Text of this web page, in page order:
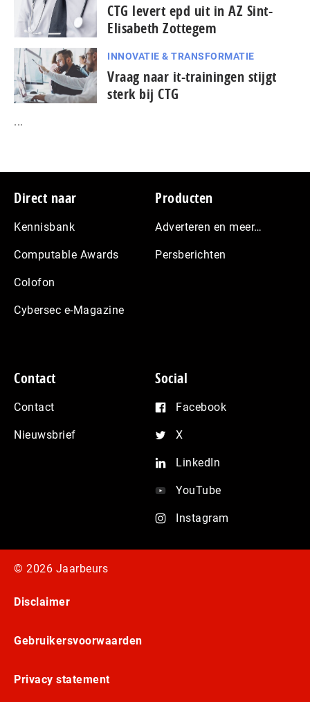
CTG levert epd uit in AZ Sint-
Elisabeth Zottegem
INNOVATIE & TRANSFORMATIE
Vraag naar it-trainingen stijgt
sterk bij CTG
...
Footer
Direct naar
Kennisbank
Computable Awards
Colofon
Cybersec e-Magazine
Producten
Adverteren en meer…
Persberichten
Contact
Contact
Nieuwsbrief
Social
Facebook
X
LinkedIn
YouTube
Instagram
© 2026 Jaarbeurs
Disclaimer
Gebruikersvoorwaarden
Privacy statement